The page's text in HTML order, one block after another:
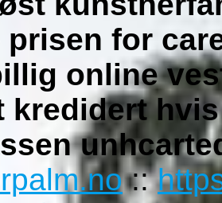
for
online
kredidert
::